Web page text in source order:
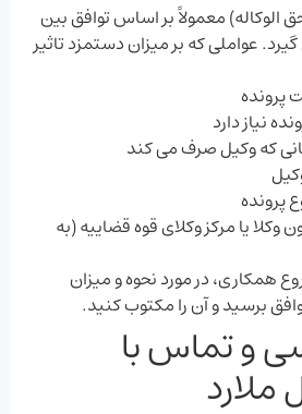
معمولاً بر اساس توافق بین
عواملی که بر میزان دستمزد تاثیر
پرونده
نیاز دارد
که وکیل صرف می ‌کند
پرونده
وکلا یا مرکز وکلای قوه قضاییه (به
همکاری، در مورد نحوه و میزان
برسید و آن را مکتوب کنید.
و تماس با
ملارد